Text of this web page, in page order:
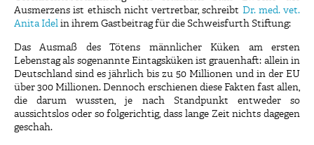
Ausmerzens ist ethisch nicht vertretbar, schreibt Dr. med. vet.
Anita Idel in ihrem Gastbeitrag für die Schweisfurth Stiftung:
Das Ausmaß des Tötens männlicher Küken am ersten
Lebenstag als sogenannte Eintagsküken ist grauenhaft: allein in
Deutschland sind es jährlich bis zu 50 Millionen und in der EU
über 300 Millionen. Dennoch erschienen diese Fakten fast allen,
die darum wussten, je nach Standpunkt entweder so
aussichtslos oder so folgerichtig, dass lange Zeit nichts dagegen
geschah.